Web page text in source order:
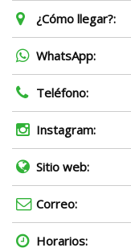
¿Cómo llegar?:
WhatsApp:
Teléfono:
Instagram:
Sitio web:
Correo:
Horarios: